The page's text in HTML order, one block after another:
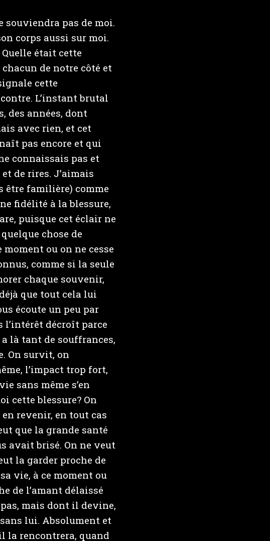
souviendra pas de moi.
corps aussi sur moi.
était cette
de notre côté et
cette
L’instant brutal
des années, dont
avec rien, et cet
pas encore et qui
connaissais pas et
de rires. J’aimais
être familière) comme
fidélité à la blessure,
puisque cet éclair ne
chose de
moment ou on ne cesse
comme si la seule
chaque souvenir,
que tout cela lui
écoute un peu par
l’intérêt décroît parce
a là tant de souffrances,
On survit, on
l’impact trop fort,
sans même s’en
cette blessure? On
revenir, en tout cas
que la grande santé
avait brisé. On ne veut
la garder proche de
vie, à ce moment ou
de l’amant délaissé
mais dont il devine,
lui. Absolument et
la rencontrera, quand